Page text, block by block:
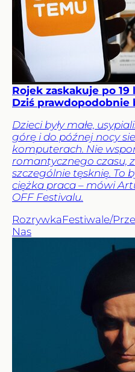
Rojek zaskakuje po 19
Dziś prawdopodobnie
Dzieci były małe,
górę i do późnej nocy
komputerach. Nie
romantycznego czasu,
szczególnie tęsknię. To
ciężka praca – mówi
OFF Festivalu.
RozrywkaFestiwale/
Nas